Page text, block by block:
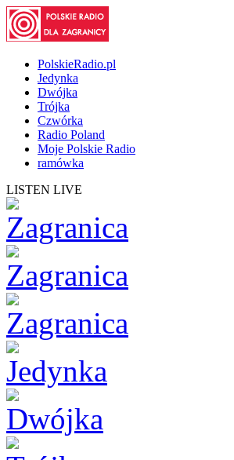
PolskieRadio.pl
Jedynka
Dwójka
Trójka
Czwórka
Radio Poland
Moje Polskie Radio
ramówka
LISTEN LIVE